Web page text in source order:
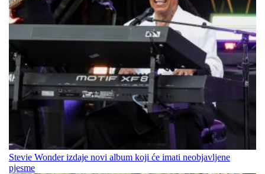
Stevie Wonder izdaje novi album koji će imati neobjavljene
pjesme